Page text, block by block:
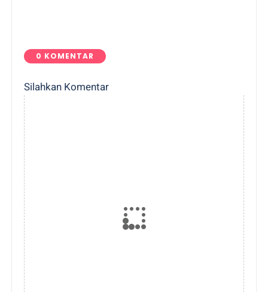
0 KOMENTAR
Silahkan Komentar